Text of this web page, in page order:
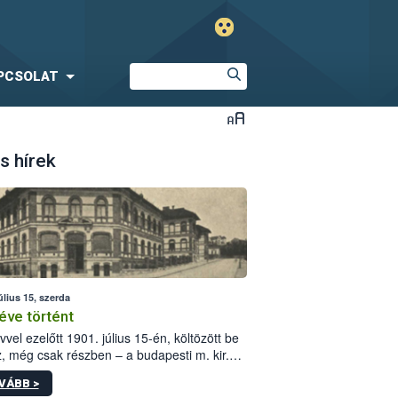
hírek
15, szerda
történt
ezelőtt 1901. július 15-én, költözött be
még csak részben – a budapesti m. kir.
állomás a Kis Rókus utca
alatti, Czigler Győző által tervezett új
>